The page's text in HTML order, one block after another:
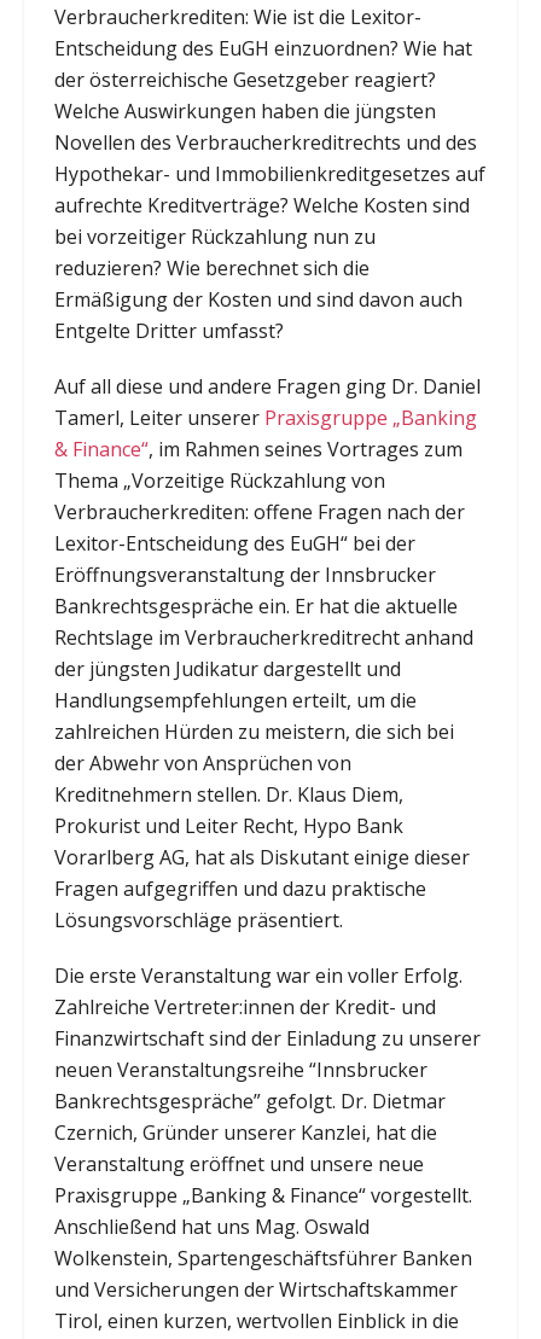
Verbraucherkrediten: Wie ist die Lexitor-
Entscheidung des EuGH einzuordnen? Wie hat
der österreichische Gesetzgeber reagiert?
Welche Auswirkungen haben die jüngsten
Novellen des Verbraucherkreditrechts und des
Hypothekar- und Immobilienkreditgesetzes auf
aufrechte Kreditverträge? Welche Kosten sind
bei vorzeitiger Rückzahlung nun zu
reduzieren? Wie berechnet sich die
Ermäßigung der Kosten und sind davon auch
Entgelte Dritter umfasst?
Auf all diese und andere Fragen ging Dr. Daniel
Tamerl, Leiter unserer Praxisgruppe „Banking
& Finance“, im Rahmen seines Vortrages zum
Thema „Vorzeitige Rückzahlung von
Verbraucherkrediten: offene Fragen nach der
Lexitor-Entscheidung des EuGH“ bei der
Eröffnungsveranstaltung der Innsbrucker
Bankrechtsgespräche ein. Er hat die aktuelle
Rechtslage im Verbraucherkreditrecht anhand
der jüngsten Judikatur dargestellt und
Handlungsempfehlungen erteilt, um die
zahlreichen Hürden zu meistern, die sich bei
der Abwehr von Ansprüchen von
Kreditnehmern stellen. Dr. Klaus Diem,
Prokurist und Leiter Recht, Hypo Bank
Vorarlberg AG, hat als Diskutant einige dieser
Fragen aufgegriffen und dazu praktische
Lösungsvorschläge präsentiert.
Die erste Veranstaltung war ein voller Erfolg.
Zahlreiche Vertreter:innen der Kredit- und
Finanzwirtschaft sind der Einladung zu unserer
neuen Veranstaltungsreihe “Innsbrucker
Bankrechtsgespräche” gefolgt. Dr. Dietmar
Czernich, Gründer unserer Kanzlei, hat die
Veranstaltung eröffnet und unsere neue
Praxisgruppe „Banking & Finance“ vorgestellt.
Anschließend hat uns Mag. Oswald
Wolkenstein, Spartengeschäftsführer Banken
und Versicherungen der Wirtschaftskammer
Tirol, einen kurzen, wertvollen Einblick in die